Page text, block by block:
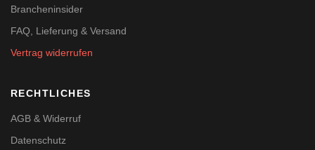
Brancheninsider
FAQ, Lieferung & Versand
Vertrag widerrufen
RECHTLICHES
AGB & Widerruf
Datenschutz